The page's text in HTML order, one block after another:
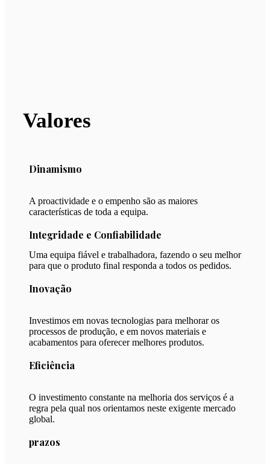
Valores
Dinamismo
A proactividade e o empenho são as maiores
características de toda a equipa.
Integridade e Confiabilidade
Uma equipa fiável e trabalhadora, fazendo o seu melhor
para que o produto final responda a todos os pedidos.
Inovação
Investimos em novas tecnologias para melhorar os
processos de produção, e em novos materiais e
acabamentos para oferecer melhores produtos.
Eficiência
O investimento constante na melhoria dos serviços é a
regra pela qual nos orientamos neste exigente mercado
global.
prazos